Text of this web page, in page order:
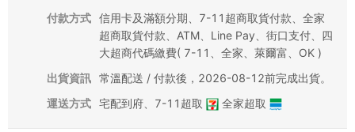
付款方式 信用卡及滿額分期、7-11超商取貨付款、全家
超商取貨付款、ATM、Line Pay、街口支付、四
大超商代碼繳費( 7-11、全家、萊爾富、OK )
出貨資訊 常溫配送 / 付款後，2026-08-12前完成出貨。
運送方式 宅配到府 7-11超取 全家超取